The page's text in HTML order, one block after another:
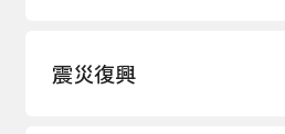
事業承継・引継ぎ支援
まちづくり
震災復興